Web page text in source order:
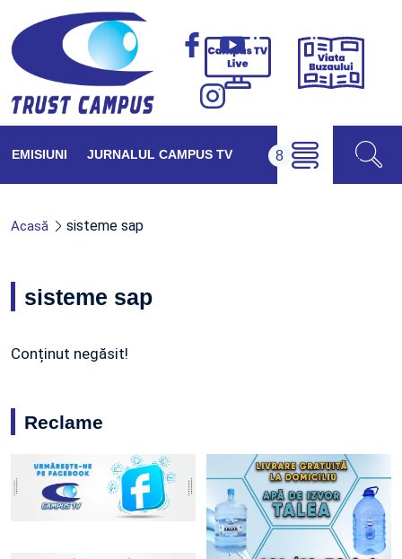
Campus
Viața
EMISIUNI JURNALUL CAMPUS TV
Acasă sisteme sap
sisteme sap
Conținut negăsit!
Reclame